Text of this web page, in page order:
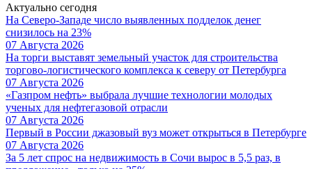
Актуально сегодня
На Северо-Западе число выявленных подделок денег
снизилось на 23%
07 Августа 2026
На торги выставят земельный участок для строительства
торгово-логистического комплекса к северу от Петербурга
07 Августа 2026
«Газпром нефть» выбрала лучшие технологии молодых
ученых для нефтегазовой отрасли
07 Августа 2026
Первый в России джазовый вуз может открыться в Петербурге
07 Августа 2026
За 5 лет спрос на недвижимость в Сочи вырос в 5,5 раз, в